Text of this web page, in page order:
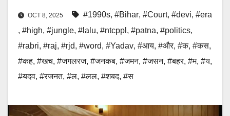
OCT 8, 2025 #1990s, #Bihar, #Court, #devi, #era
, #high, #jungle, #lalu, #ntcppl , #patna, #politics,
#rabri, #raj, #rjd, #word, #Yadav, #आय, #और, #क, #कस,
#कह, #खच, #जगलरज, #जनकब, #जमन, #जसन, #बहर, #म, #य,
#यदव, #रजनत, #ल, #लल, #शबद, #स